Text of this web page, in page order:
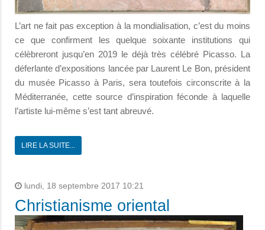
L’art ne fait pas exception à la mondialisation, c’est du moins
ce que confirment les quelque soixante institutions qui
célèbreront jusqu’en 2019 le déjà très célébré Picasso. La
déferlante d’expositions lancée par Laurent Le Bon, président
du musée Picasso à Paris, sera toutefois circonscrite à la
Méditerranée, cette source d’inspiration féconde à laquelle
l’artiste lui-même s’est tant abreuvé.
LIRE LA SUITE...
lundi, 18 septembre 2017 10:21
Christianisme oriental